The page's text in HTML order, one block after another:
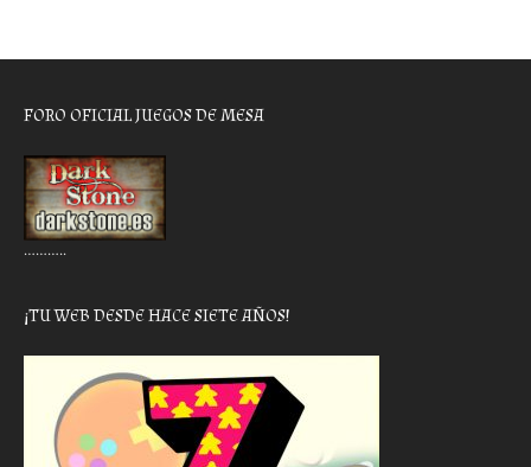
FORO OFICIAL JUEGOS DE MESA
………..
¡TU WEB DESDE HACE SIETE AÑOS!